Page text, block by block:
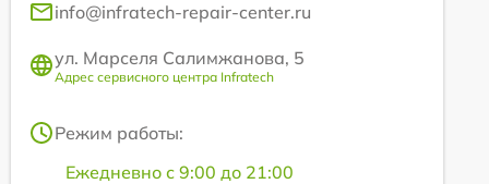
info@infratech-repair-center.ru
ул. Марселя Салимжанова, 5
Адрес сервисного центра Infratech
Режим работы:
Ежедневно с 9:00 до 21:00